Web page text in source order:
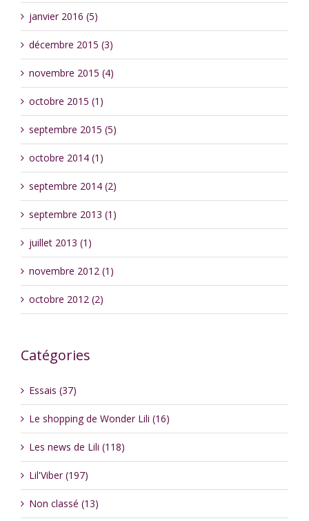
janvier 2016 (5)
décembre 2015 (3)
novembre 2015 (4)
octobre 2015 (1)
septembre 2015 (5)
octobre 2014 (1)
septembre 2014 (2)
septembre 2013 (1)
juillet 2013 (1)
novembre 2012 (1)
octobre 2012 (2)
Catégories
Essais (37)
Le shopping de Wonder Lili (16)
Les news de Lili (118)
Lil'Viber (197)
Non classé (13)